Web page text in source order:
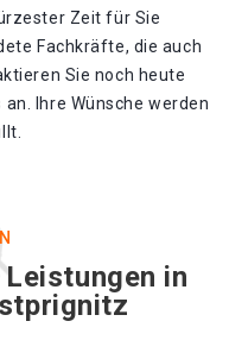
Zeit für Sie
Fachkräfte, die auch
Sie noch heute
Ihre Wünsche werden
in